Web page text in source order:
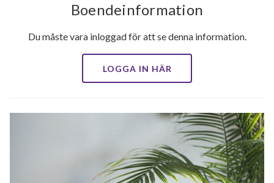
Boendeinformation
Du måste vara inloggad för att se denna information.
LOGGA IN HÄR